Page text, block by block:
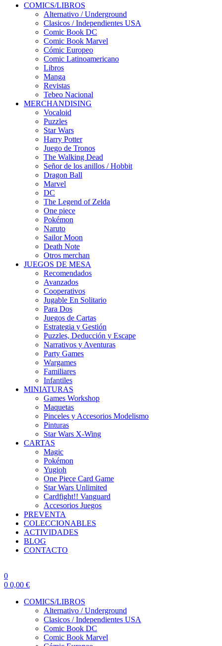
COMICS/LIBROS
Alternativo / Underground
Clasicos / Independientes USA
Comic Book DC
Comic Book Marvel
Cómic Europeo
Comic Latinoamericano
Libros
Manga
Revistas
Tebeo Nacional
MERCHANDISING
Vocaloid
Puzzles
Star Wars
Harry Potter
Juego de Tronos
The Walking Dead
Señor de los anillos / Hobbit
Dragon Ball
Marvel
DC
The Legend of Zelda
One piece
Pokémon
Naruto
Sailor Moon
Death Note
Otros merchan
JUEGOS DE MESA
Recomendados
Avanzados
Cooperativos
Jugable En Solitario
Para Dos
Juegos de Cartas
Estrategia y Gestión
Puzzles, Deducción y Escape
Narrativos y Aventuras
Party Games
Wargames
Familiares
Infantiles
MINIATURAS
Games Workshop
Maquetas
Pinceles y Accesorios Modelismo
Pinturas
Star Wars X-Wing
CARTAS
Magic
Pokémon
Yugioh
One Piece Card Game
Star Wars Unlimited
Cardfight!! Vanguard
Accesorios Juegos
PREVENTA
COLECCIONABLES
ACTIVIDADES
BLOG
CONTACTO
0
0 0,00 €
COMICS/LIBROS
Alternativo / Underground
Clasicos / Independientes USA
Comic Book DC
Comic Book Marvel